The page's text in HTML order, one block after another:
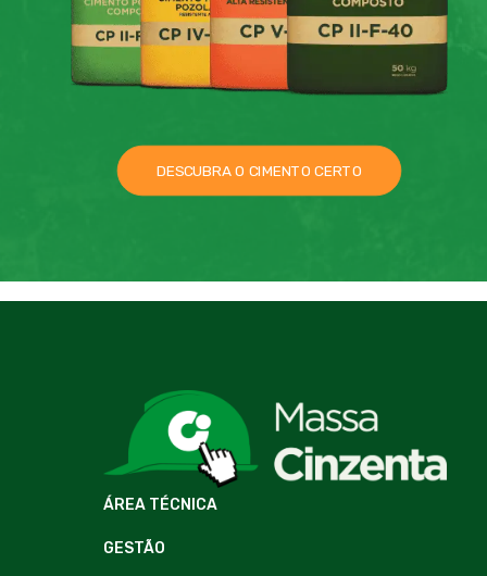
DESCUBRA O CIMENTO CERTO
ÁREA TÉCNICA
GESTÃO